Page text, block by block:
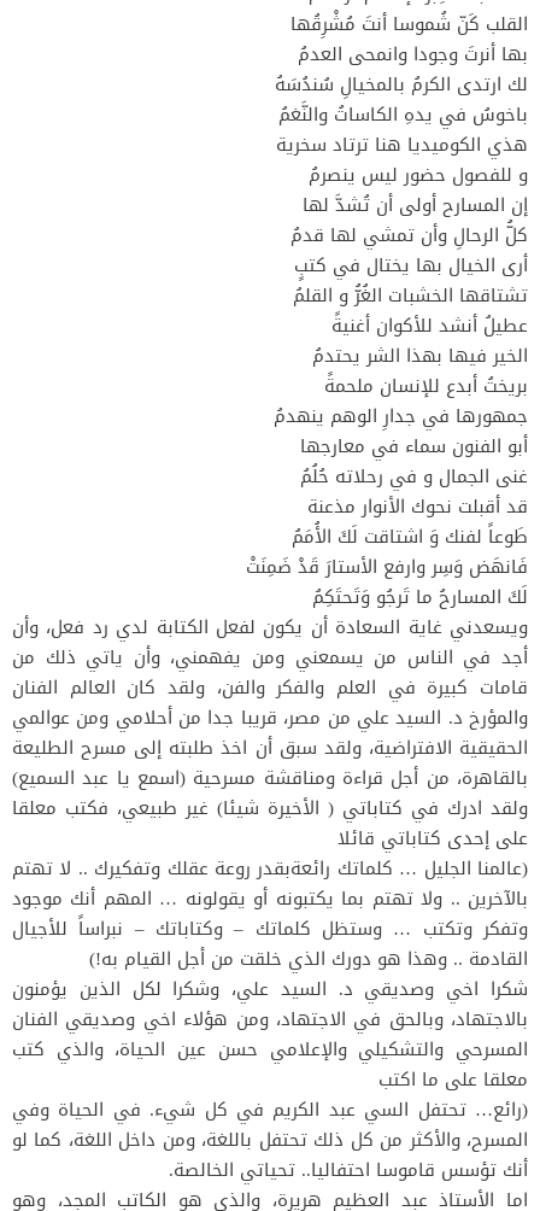
القلب كَنّ شُموسا أنتَ مُشْرِقُها
بها أنرتَ وجودا وانمحى العدمُ
لك ارتدى الكرمُ بالمخيالِ سُندُسَهُ
باخوسُ في يدهِ الكاساتُ والنَّغمُ
هذي الكوميديا هنا ترتاد سخرية
و للفصول حضور ليس ينصرمُ
إن المسارح أولى أن تُشدَّ لها
كلُّ الرحالِ وأن تمشي لها قدمُ
أرى الخيال بها يختال في كتبٍ
تشتاقها الخشبات الغُرُّ و القلمُ
عطيلُ أنشد للأكوان أغنيةً
الخير فيها بهذا الشر يحتدمُ
بريختُ أبدع للإنسان ملحمةً
جمهورها في جدارِ الوهم ينهدمُ
أبو الفنون سماء في معارجها
غنى الجمال و في رحلاته حُلُمُ
قد أقبلت نحوك الأنوار مذعنة
طَوعاً لفنك وَ اشتاقت لَكَ الأُمَمُ
فَانهَض وَسِر وارفع الأستارَ قَدْ ضَمِنَتْ
لَكَ المسارحُ ما تَرجُو وَتَحتَكِمُ
ويسعدني غاية السعادة أن يكون لفعل الكتابة لدي رد فعل، وأن
أجد في الناس من يسمعني ومن يفهمني، وأن ياتي ذلك من
قامات كبيرة في العلم والفكر والفن، ولقد كان العالم الفنان
والمؤرخ د. السيد علي من مصر، قريبا جدا من أحلامي ومن عوالمي
الحقيقية الافتراضية، ولقد سبق أن اخذ طلبته إلى مسرح الطليعة
بالقاهرة، من أجل قراءة ومناقشة مسرحية (اسمع يا عبد السميع)
ولقد ادرك في كتاباتي ( الأخيرة شيئا) غير طبيعي، فكتب معلقا
على إحدى كتاباتي قائلا
(عالمنا الجليل … كلماتك رائعةبقدر روعة عقلك وتفكيرك .. لا تهتم
بالآخرين .. ولا تهتم بما يكتبونه أو يقولونه … المهم أنك موجود
وتفكر وتكتب … وستظل كلماتك – وكتاباتك – نبراساً للأجيال
القادمة .. وهذا هو دورك الذي خلقت من أجل القيام به!)
شكرا اخي وصديقي د. السيد علي، وشكرا لكل الذين يؤمنون
بالاجتهاد، وبالحق في الاجتهاد، ومن هؤلاء اخي وصديقي الفنان
المسرحي والتشكيلي والإعلامي حسن عين الحياة، والذي كتب
معلقا على ما اكتب
(رائع… تحتفل السي عبد الكريم في كل شيء. في الحياة وفي
المسرح، والأكثر من كل ذلك تحتفل باللغة، ومن داخل اللغة، كما لو
أنك تؤسس قاموسا احتفاليا.. تحياتي الخالصة.
اما الأستاذ عبد العظيم هريرة، والذي هو الكاتب المجد، وهو